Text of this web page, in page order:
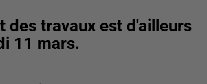
des travaux est d'ailleurs
11 mars.